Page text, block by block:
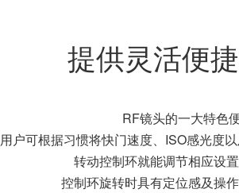
提供灵活便
RF镜头的一大特色
用户可根据习惯将快门速度、ISO感光度
转动控制环就能调节相应设
控制环旋转时具有定位感及操